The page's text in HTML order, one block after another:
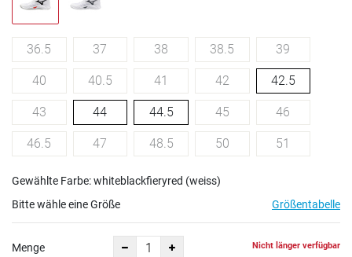
36.5 37 38 38.5 39
40 40.5 41 42 42.5
43 44 44.5 45 46
46.5 47 48.5 50 51
Gewählte Farbe: whiteblackfieryred (weiss)
Bitte wähle eine Größe
Größentabelle
Menge Nicht länger verfügbar